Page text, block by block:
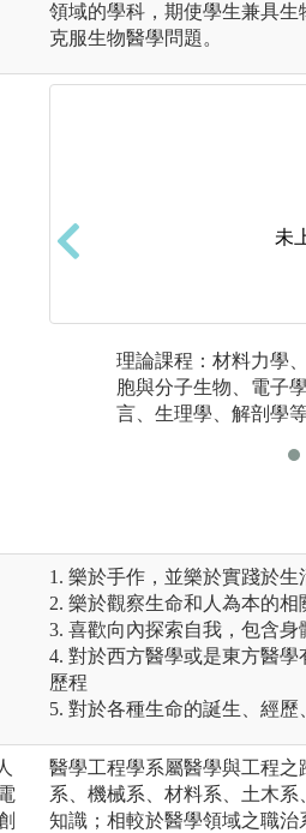
領域的學科，期使學生兼具生
克服生物醫學問題。
課堂講授:課程包含數個學習
s)，每一區段包含數週之授
L病案討論，並且融入適度之
程涵蓋各學習區段之核心概
未
理論課程：材料力學
胞與分子生物、電子
言、生理學、解剖學
1. 樂於手作，並樂於實踐於生
2. 樂於觀察生命和人為本的相
3. 喜歡向內探索自我，包含身
4. 對於西方醫學或是東方醫
歷程
5. 對於各種生命的誕生、經
醫學工程學系屬醫學與工程
系、機械系、材料系、土木
知識；相較於醫學領域之職